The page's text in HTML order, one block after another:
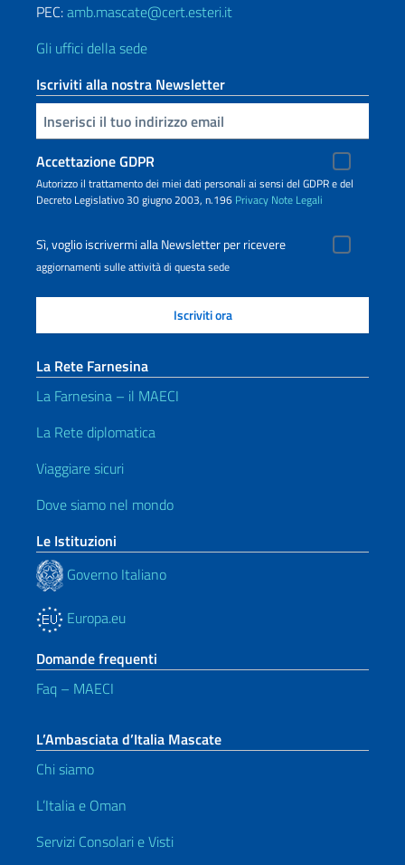
PEC:amb.mascate@cert.esteri.it
Gli uffici della sede
Iscriviti alla nostra Newsletter
Inserisci la tua email
Accettazione GDPR
Autorizzo il trattamento dei miei dati personali ai sensi del GDPR e del
Decreto Legislativo 30 giugno 2003, n.196 Privacy Note Legali
Sì, voglio iscrivermi alla Newsletter per ricevere
aggiornamenti sulle attività di questa sede
La Rete Farnesina
La Farnesina – il MAECI
La Rete diplomatica
Viaggiare sicuri
Dove siamo nel mondo
Le Istituzioni
Governo Italiano
Europa.eu
Domande frequenti
Faq – MAECI
L’Ambasciata d’Italia Mascate
Chi siamo
L’Italia e Oman
Servizi Consolari e Visti